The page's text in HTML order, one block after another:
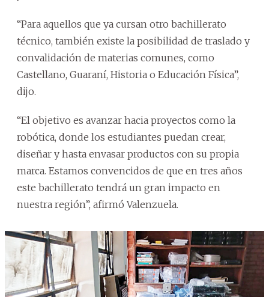
“Para aquellos que ya cursan otro bachillerato
técnico, también existe la posibilidad de traslado y
convalidación de materias comunes, como
Castellano, Guaraní, Historia o Educación Física”,
dijo.
“El objetivo es avanzar hacia proyectos como la
robótica, donde los estudiantes puedan crear,
diseñar y hasta envasar productos con su propia
marca. Estamos convencidos de que en tres años
este bachillerato tendrá un gran impacto en
nuestra región”, afirmó Valenzuela.